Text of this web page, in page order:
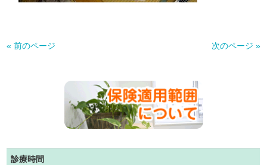
« 前のページ 次のページ »
診療時間